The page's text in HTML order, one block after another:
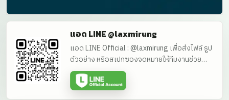
แอด LINE @laxmirung
แอด LINE Official : @laxmirung เพื่อส่งไฟล์ รูป
ตัวอย่าง หรือสเปกซองจดหมายให้ทีมงานช่วย
ประเมินราคาได้โดยตรง